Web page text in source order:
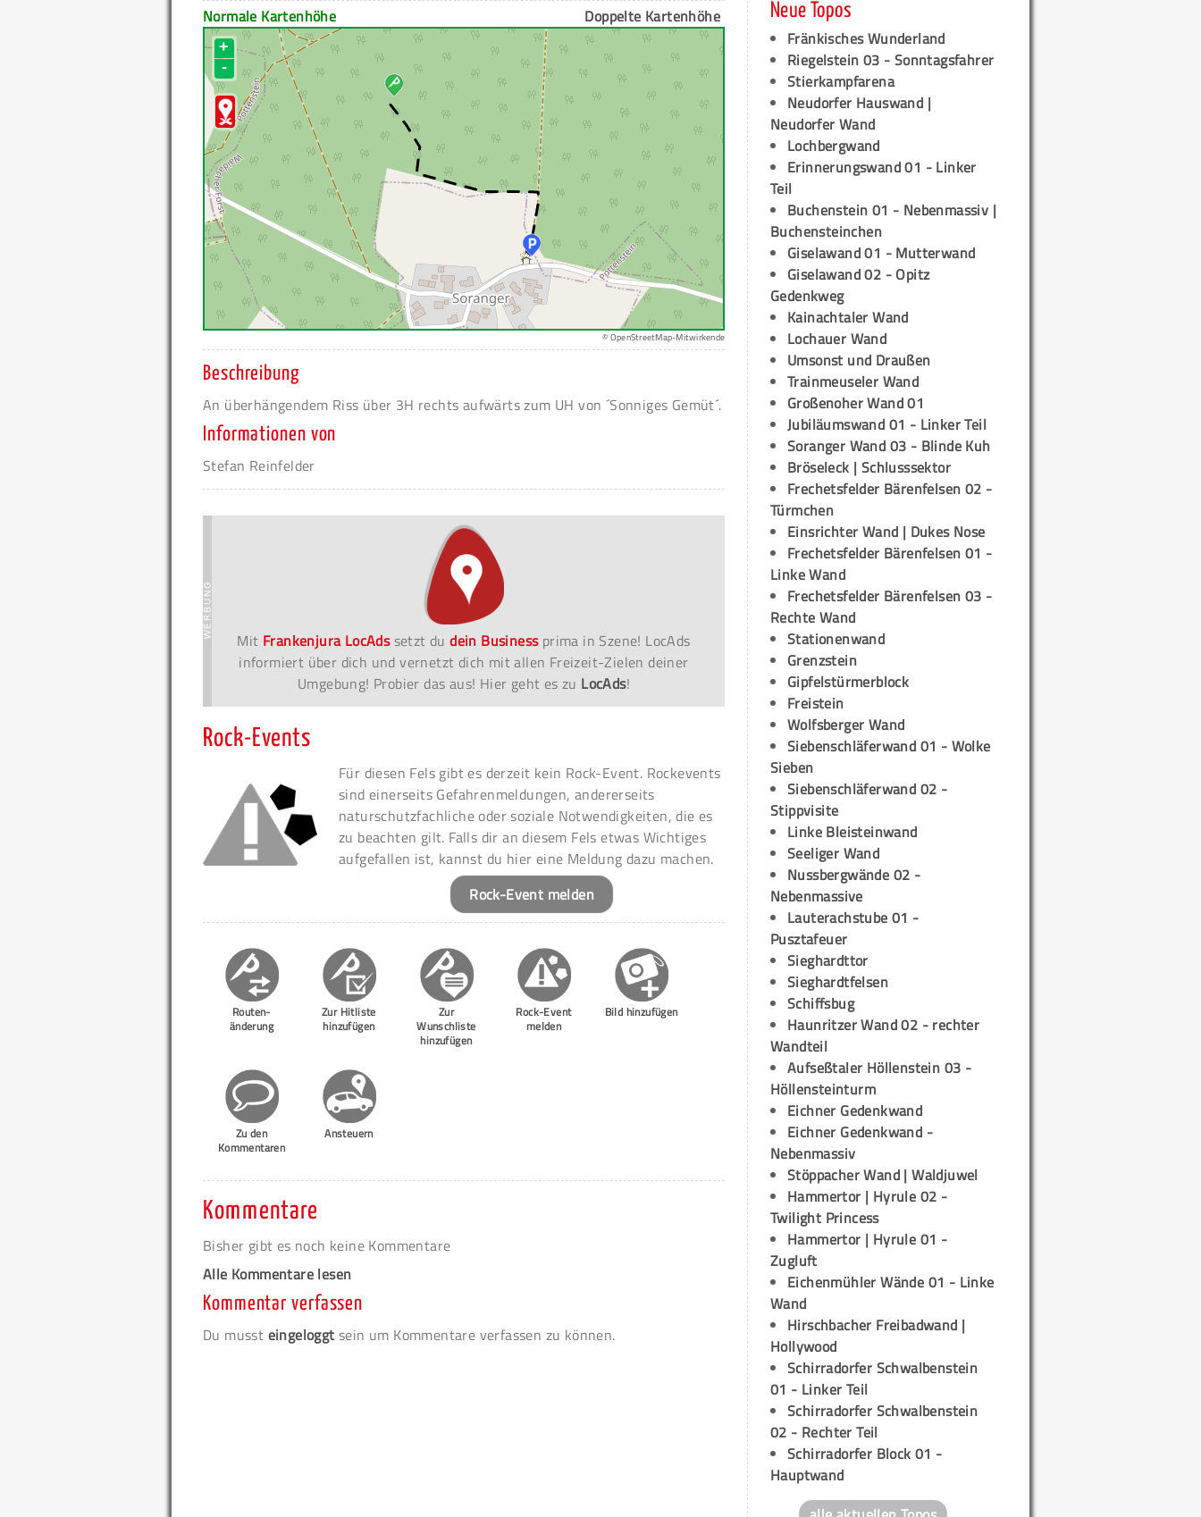
Normale Kartenhöhe Doppelte Kartenhöhe
+
-
© OpenStreetMap-Mitwirkende
Beschreibung
An überhängendem Riss über 3H rechts aufwärts zum UH von ´Sonniges Gemüt´.
Informationen von
Stefan Reinfelder
Mit Frankenjura LocAdssetzt dudein Businessprima in Szene! LocAds
informiert über dich und vernetzt dich mit allen Freizeit-Zielen deiner
Umgebung! Probier das aus! Hier geht es zu LocAds!
Rock-Events
Für diesen Fels gibt es derzeit kein Rock-Event. Rockevents
sind einerseits Gefahrenmeldungen, andererseits
naturschutzfachliche oder soziale Notwendigkeiten, die es
zu beachten gilt. Falls dir an diesem Fels etwas Wichtiges
aufgefallen ist, kannst du hier eine Meldung dazu machen.
Rock-Event melden
Routen-
änderung
Zur Hitliste
hinzufügen
Zur
Wunschliste
hinzufügen
Rock-Event
melden
Bild hinzufügen
Zu den
Kommentaren
Ansteuern
Kommentare
Bisher gibt es noch keine Kommentare
Alle Kommentare lesen
Kommentar verfassen
Du musst eingeloggt sein um Kommentare verfassen zu können.
Neue Topos
Fränkisches Wunderland
Riegelstein 03 - Sonntagsfahrer
Stierkampfarena
Neudorfer Hauswand |
Neudorfer Wand
Lochbergwand
Erinnerungswand 01 - Linker
Teil
Buchenstein 01 - Nebenmassiv |
Buchensteinchen
Giselawand 01 - Mutterwand
Giselawand 02 - Opitz
Gedenkweg
Kainachtaler Wand
Lochauer Wand
Umsonst und Draußen
Trainmeuseler Wand
Großenoher Wand 01
Jubiläumswand 01 - Linker Teil
Soranger Wand 03 - Blinde Kuh
Bröseleck | Schlusssektor
Frechetsfelder Bärenfelsen 02 -
Türmchen
Einsrichter Wand | Dukes Nose
Frechetsfelder Bärenfelsen 01 -
Linke Wand
Frechetsfelder Bärenfelsen 03 -
Rechte Wand
Stationenwand
Grenzstein
Gipfelstürmerblock
Freistein
Wolfsberger Wand
Siebenschläferwand 01 - Wolke
Sieben
Siebenschläferwand 02 -
Stippvisite
Linke Bleisteinwand
Seeliger Wand
Nussbergwände 02 -
Nebenmassive
Lauterachstube 01 -
Pusztafeuer
Sieghardttor
Sieghardtfelsen
Schiffsbug
Haunritzer Wand 02 - rechter
Wandteil
Aufseßtaler Höllenstein 03 -
Höllensteinturm
Eichner Gedenkwand
Eichner Gedenkwand -
Nebenmassiv
Stöppacher Wand | Waldjuwel
Hammertor | Hyrule 02 -
Twilight Princess
Hammertor | Hyrule 01 -
Zugluft
Eichenmühler Wände 01 - Linke
Wand
Hirschbacher Freibadwand |
Hollywood
Schirradorfer Schwalbenstein
01 - Linker Teil
Schirradorfer Schwalbenstein
02 - Rechter Teil
Schirradorfer Block 01 -
Hauptwand